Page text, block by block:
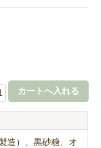
造）、黒砂糖、オ